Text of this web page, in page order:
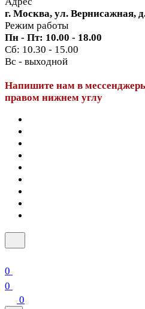
г. Москва, ул. Вернисажная,
Режим работы
Пн - Пт: 10.00 - 18.00
Сб: 10.30 - 15.00
Вс - выходной
Напишите нам в
правом нижнем углу
0
0
0